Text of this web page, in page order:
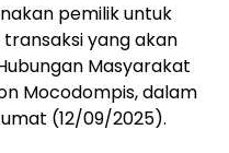
pemilik untuk
yang akan
Masyarakat
Mocodompis, dalam
(12/09/2025).